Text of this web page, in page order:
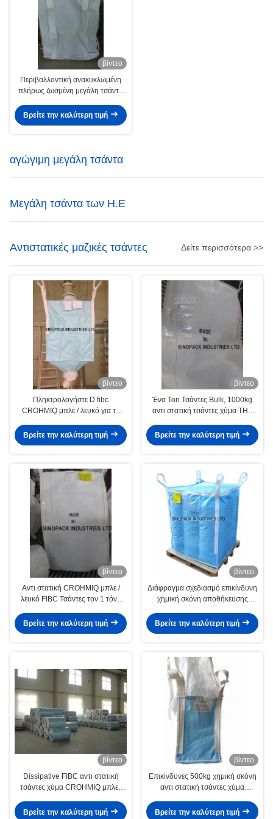
βίντεο
Περιβαλλοντική ανακυκλωμένη
πλήρως ζωσμένη μεγάλη τσάντα
Βρείτε την καλύτερη τιμή
αγώγιμη μεγάλη τσάντα
Μεγάλη τσάντα των Η.Ε
Αντιστατικές μαζικές τσάντες Δείτε περισσότερα >>
βίντεο
Πληκτρολογήστε D fibc
CROHMIQ μπλε / λευκό για τη
Βρείτε την καλύτερη τιμή
βίντεο
Ένα Ton Τσάντες Bulk, 1000kg
αντι στατική τσάντες χύμα ΤΗΣ
Βρείτε την καλύτερη τιμή
βίντεο
Αντι στατική CROHMIQ μπλε /
λευκό FIBC Τσάντες τον 1 τόνο
Βρείτε την καλύτερη τιμή
βίντεο
Διάφραγμα σχεδιασμό επικίνδυνη
χημική σκόνη αποθήκευσης
θωράκιση
Βρείτε την καλύτερη τιμή
βίντεο
Dissipative FIBC αντι στατική
τσάντες χύμα CROHMIQ μπλε /
σκόνη
Βρείτε την καλύτερη τιμή
βίντεο
Επικίνδυνες 500kg χημική σκόνη
αντι στατική τσάντες χύμα
Βρείτε την καλύτερη τιμή